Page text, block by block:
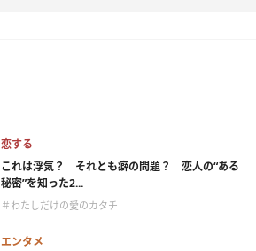
恋する
これは浮気？ それとも癖の問題？ 恋人の“ある
秘密”を知った2...
＃わたしだけの愛のカタチ
エンタメ